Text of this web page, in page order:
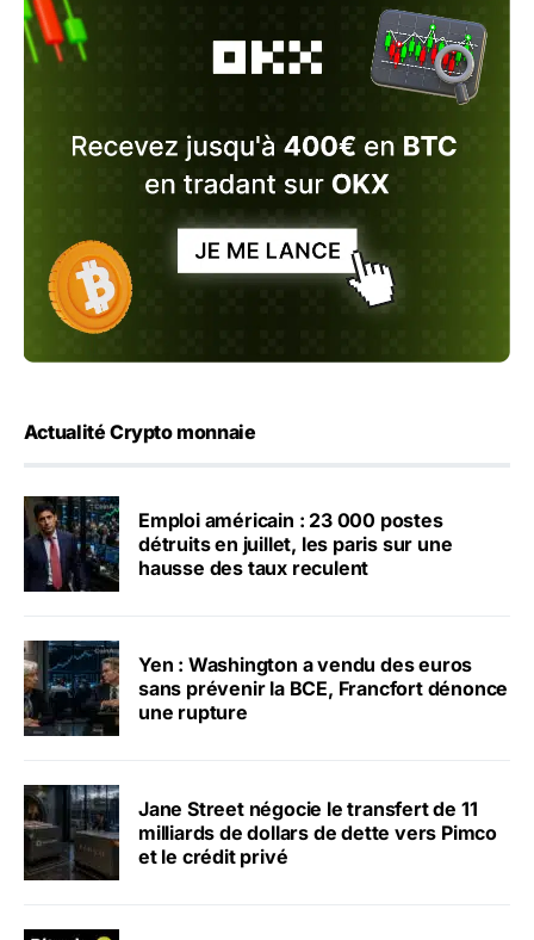
Actualité Crypto monnaie
Emploi américain : 23 000 postes
détruits en juillet, les paris sur une
hausse des taux reculent
Yen : Washington a vendu des euros
sans prévenir la BCE, Francfort dénonce
une rupture
Jane Street négocie le transfert de 11
milliards de dollars de dette vers Pimco
et le crédit privé